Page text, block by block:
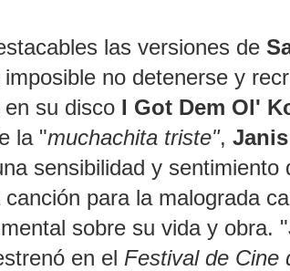
las versiones de
no detenerse y
en su disco I Got Dem Ol'
la "muchachita triste", Janis
sensibilidad y
para la malograda
sobre su vida y obra. "
en el Festival de Cine